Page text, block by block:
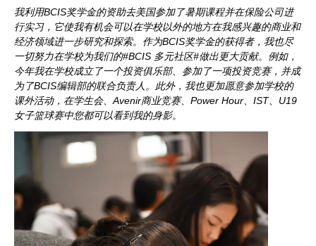
我利用BCIS奖学金的资助去美国参加了暑期课程并在保险公司进
行实习，它使我有机会可以在学校以外的地方在我感兴趣的商业和
经济领域进一步研究和探索。作为BCIS奖学金的获得者，我也尽
一切努力在学校为我们的#BCIS 多元社区#做出更大贡献。例如，
今年我在学校成立了一个投资俱乐部、参加了一项投资竞赛，并成
为了BCIS编辑部的联合负责人。此外，我也更加愿意参加学校的
课外活动，在学生会、Avenir商业竞赛、Power Hour、IST、U19
女子篮球赛中您都可以看到我的身影。